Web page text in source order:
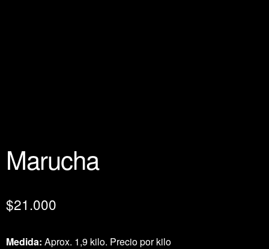
Marucha
$21.000
Medida: Aprox. 1,9 kilo. Precio por kilo